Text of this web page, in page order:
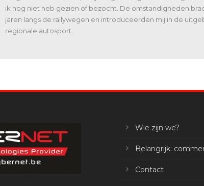
ik nog niet heb gezien of bezocht. De omstandigheden
jaren langs de rallywegen en introduceerden mij in de
regionale autosport.
Wie zijn we?
Belangrijk:
Contact